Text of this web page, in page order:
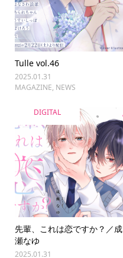
Tulle vol.46
2025.01.31
MAGAZINE, NEWS
DIGITAL
先輩、これは恋ですか？／成
瀬なゆ
2025.01.31